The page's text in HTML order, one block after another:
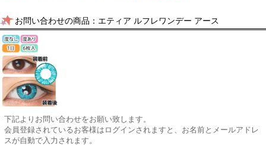
お問い合わせの商品：エティア ルフレワンデー アース
下記よりお問い合わせをお願い致します。
会員登録されているお客様はログインされますと、お名前とメールアドレ
スが自動で入力されます。